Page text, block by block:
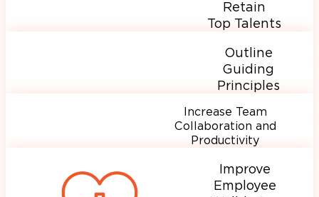
Retain
Top Talents
Outline
Guiding
Principles
Increase Team
Collaboration and
Productivity
Improve
Employee